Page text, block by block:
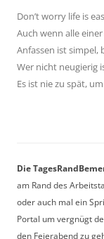
Don’t worry life is
Auch wenn alle
Anfassen ist simpel,
Wer nicht neugierig
Es ist nie zu spät,
Die
am Rand des
oder auch mal ein
Portal um vergnügt
den Feierabend zu